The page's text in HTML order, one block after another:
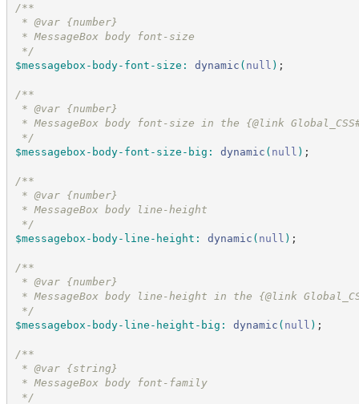
/**
* @var {number}
* MessageBox body font-size
*/
$messagebox-body-font-size : dynamic ( null ) ;
/**
* @var {number}
* MessageBox body font-size in the {@link
*/
$messagebox-body-font-size-big : dynamic ( null ) ;
/**
* @var {number}
* MessageBox body line-height
*/
$messagebox-body-line-height : dynamic ( null ) ;
/**
* @var {number}
* MessageBox body line-height in the {@link
*/
$messagebox-body-line-height-big : dynamic ( null ) ;
/**
* @var {string}
* MessageBox body font-family
*/